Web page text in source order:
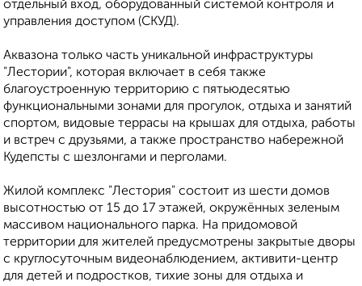
отдельный вход, оборудованный системой контроля и
управления доступом (СКУД).
Аквазона только часть уникальной инфраструктуры
"Лестории", которая включает в себя также
благоустроенную территорию с пятьюдесятью
функциональными зонами для прогулок, отдыха и занятий
спортом, видовые террасы на крышах для отдыха, работы
и встреч с друзьями, а также пространство набережной
Кудепсты с шезлонгами и перголами.
Жилой комплекс "Лестория" состоит из шести домов
высотностью от 15 до 17 этажей, окружённых зеленым
массивом национального парка. На придомовой
территории для жителей предусмотрены закрытые дворы
с круглосуточным видеонаблюдением, активити-центр
для детей и подростков, тихие зоны для отдыха и